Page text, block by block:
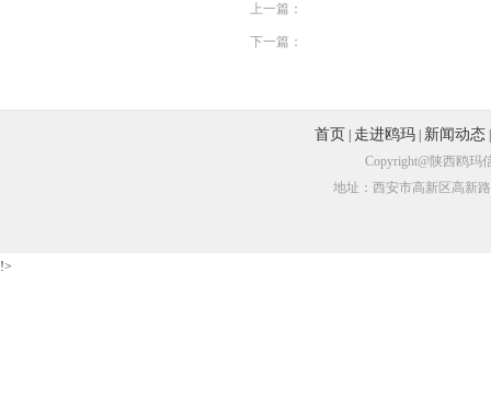
上一篇：
下一篇：
首页 走进鸥玛 新闻动态
Copyright@陕西鸥
地址：西安市高新区高新
!>